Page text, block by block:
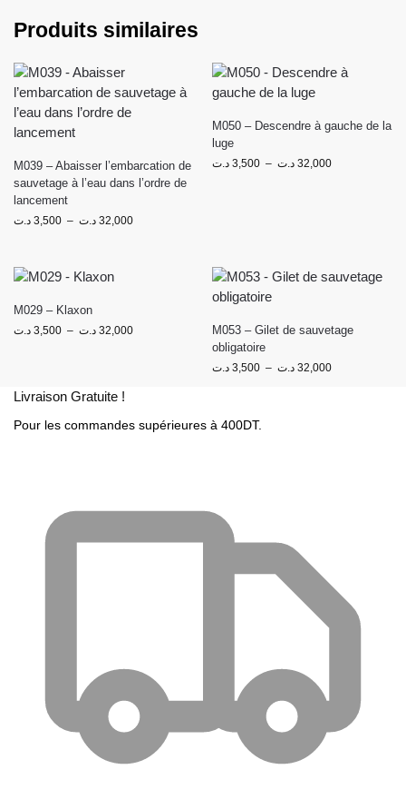
Produits similaires
M039 – Abaisser l’embarcation de
sauvetage à l’eau dans l’ordre de
lancement
3,500 د.ت – 32,000 د.ت
M050 – Descendre à gauche de la
luge
3,500 د.ت – 32,000 د.ت
M029 – Klaxon
3,500 د.ت – 32,000 د.ت
M053 – Gilet de sauvetage
obligatoire
3,500 د.ت – 32,000 د.ت
Livraison Gratuite !
Pour les commandes supérieures à 400DT.